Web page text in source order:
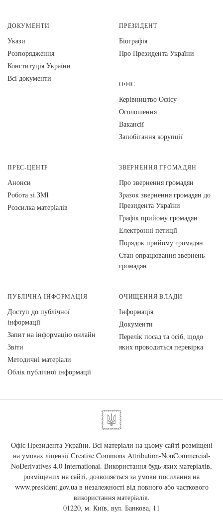
ДОКУМЕНТИ
Укази
Розпорядження
Конституція України
Всі документи
ПРЕЗИДЕНТ
Біографія
Про Президента України
ОФІС
Керівництво Офісу
Оголошення
Вакансії
Запобігання корупції
ПРЕС-ЦЕНТР
Анонси
Робота зі ЗМІ
Розсилка матеріалів
ЗВЕРНЕННЯ ГРОМАДЯН
Про звернення громадян
Зразок звернення громадян до
Президента України
Графік прийому громадян
Електронні петиції
Порядок прийому громадян
Стан опрацювання звернень
громадян
ПУБЛІЧНА ІНФОРМАЦІЯ
Доступ до публічної
інформації
Запит на інформацію онлайн
Звіти
Методичні матеріали
Облік публічної інформації
ОЧИЩЕННЯ ВЛАДИ
Інформація
Документи
Перелік посад та осіб, щодо
яких проводиться перевірка
Офіс Президента України. Всі матеріали на цьому сайті розміщені
на умовах ліцензії Creative Commons Attribution-NonCommercial-
NoDerivatives 4.0 International. Використання будь-яких матеріалів,
розміщених на сайті, дозволяється за умови посилання на
www.president.gov.uaв незалежності від повного або часткового
використання матеріалів.
01220, м. Київ, вул. Банкова, 11